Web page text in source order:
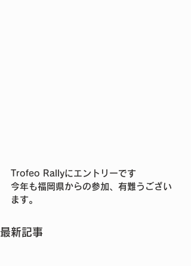
Trofeo Rallyにエントリーです
今年も福岡県からの参加、有難うござい
ます。
最新記事